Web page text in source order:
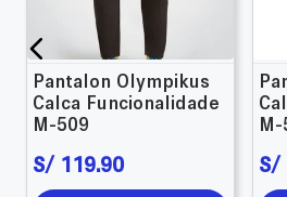
Pantalon Olympikus
Calca Funcionalidade
M-509
S/ 119.90 S/